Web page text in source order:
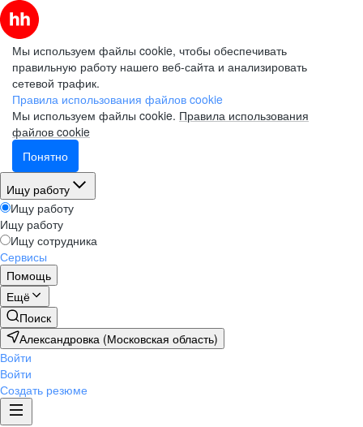
Мы используем файлы cookie, чтобы обеспечивать
правильную работу нашего веб-сайта и анализировать
сетевой трафик.
Правила использования файлов cookie
Мы используем файлы cookie. Правила использования
файлов cookie
Понятно
Ищу работу
Ищу работу
Ищу работу
Ищу сотрудника
Сервисы
Помощь
Ещё
Поиск
Александровка (Московская область)
Войти
Войти
Создать резюме